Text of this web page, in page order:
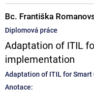
Bc. Františka
Diplomová práce
Adaptation of ITIL
implementation
Adaptation of ITIL for
Anotace: